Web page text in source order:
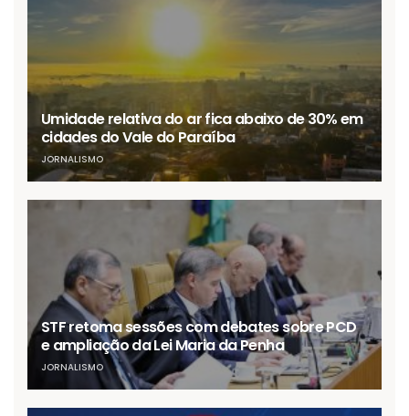
Umidade relativa do ar fica abaixo de 30% em
cidades do Vale do Paraíba
JORNALISMO
STF retoma sessões com debates sobre PCD
e ampliação da Lei Maria da Penha
JORNALISMO